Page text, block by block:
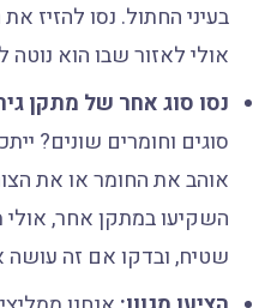
בעיני החתול. נסו להזיז
אולי לאזור שבו הוא נוטה
נסו סוג אחר של מתקן
סוגים וחומרים שונים?
אוהב את החומר או את
השקיעו במתקן אחר, אולי
שטיח, ובדקו אם זה עושה